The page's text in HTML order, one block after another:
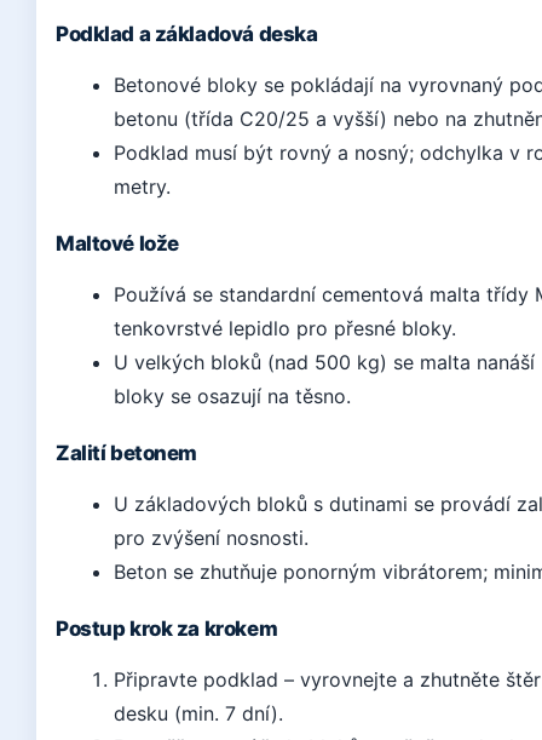
Podklad a základová deska
Betonové bloky se pokládají na vyrovnaný
betonu (třída C20/25 a vyšší) nebo na
Podklad musí být rovný a nosný; odchylka v
metry.
Maltové lože
Používá se standardní cementová malta třídy
tenkovrstvé lepidlo pro přesné bloky.
U velkých bloků (nad 500 kg) se malta
bloky se osazují na těsno.
Zalití betonem
U základových bloků s dutinami se provádí
pro zvýšení nosnosti.
Beton se zhutňuje ponorným vibrátorem;
Postup krok za krokem
Připravte podklad – vyrovnejte a zhutněte
desku (min. 7 dní).